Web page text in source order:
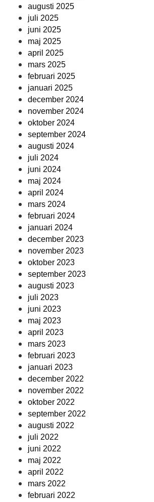
augusti 2025
juli 2025
juni 2025
maj 2025
april 2025
mars 2025
februari 2025
januari 2025
december 2024
november 2024
oktober 2024
september 2024
augusti 2024
juli 2024
juni 2024
maj 2024
april 2024
mars 2024
februari 2024
januari 2024
december 2023
november 2023
oktober 2023
september 2023
augusti 2023
juli 2023
juni 2023
maj 2023
april 2023
mars 2023
februari 2023
januari 2023
december 2022
november 2022
oktober 2022
september 2022
augusti 2022
juli 2022
juni 2022
maj 2022
april 2022
mars 2022
februari 2022